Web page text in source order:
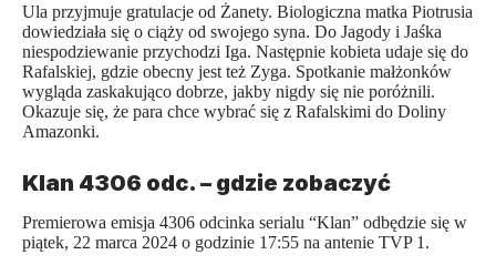
Ula przyjmuje gratulacje od Żanety. Biologiczna matka Piotrusia
dowiedziała się o ciąży od swojego syna. Do Jagody i Jaśka
niespodziewanie przychodzi Iga. Następnie kobieta udaje się do
Rafalskiej, gdzie obecny jest też Zyga. Spotkanie małżonków
wygląda zaskakująco dobrze, jakby nigdy się nie poróżnili.
Okazuje się, że para chce wybrać się z Rafalskimi do Doliny
Amazonki.
Klan 4306 odc. – gdzie zobaczyć
Premierowa emisja 4306 odcinka serialu “Klan” odbędzie się w
piątek, 22 marca 2024 o godzinie 17:55 na antenie TVP 1.